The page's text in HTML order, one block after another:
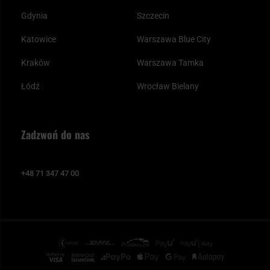
Gdynia
Katowice
Kraków
Łódź
Szczecin
Warszawa Blue City
Warszawa Tamka
Wrocław Bielany
Zadzwoń do nas
+48 71 347 47 00